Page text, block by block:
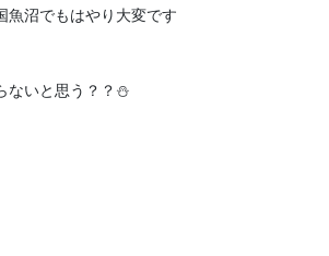
魚沼でもはやり大変です
ないと思う？？⛄️